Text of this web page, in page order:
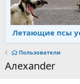
Летающие псы
Пользователи
Алеxander